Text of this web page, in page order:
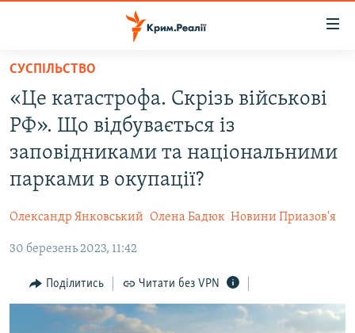
Перейти
основного
матеріалу
до
основної
Перейти
до
ВОДА.КРИМ
ВІДЕО ТА ФОТО
ПОГЛЯД
ІНТЕРВ'Ю
ВСЕ ЗА ДЕНЬ
СПЕЦПРОЕКТИ
СУСПІЛЬСТВО
«Це катастрофа. Скрізь військові
РФ». Що відбувається із
заповідниками та національними
парками в окупації?
Олександр Янковський Олена Бадюк Новини Приазов'я
30 березень 2023, 11:42
Поділитись Читати без VPN